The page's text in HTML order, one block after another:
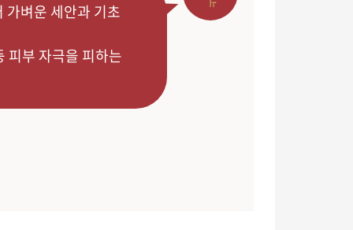
가벼운 세안과 기초
피부 자극을 피하는